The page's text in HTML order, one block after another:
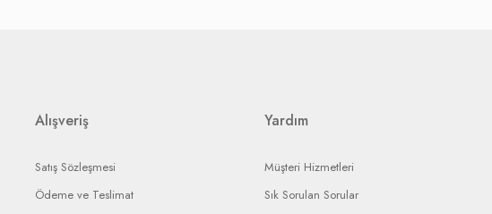
Alışveriş
Satış Sözleşmesi
Ödeme ve Teslimat
Yardım
Müşteri Hizmetleri
Sık Sorulan Sorular